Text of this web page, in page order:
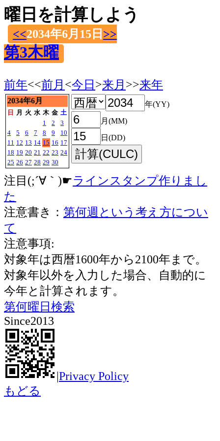
曜日を計算しよう
<<2034年6月15日 >>
第3木曜
前年<<前月 <今日 >来月 >>来年
2034年6月
日 月 火 水 木 金 土
1
2
3
4
5 6 7 8 9
10
11 12 13 14 15 16 17
18 19 20 21 22 23 24
25 26 27 28 29 30
年(YY)
月(MM)
日(DD)
注目(;´∀｀)☛ラインスタンプ作りまし
た
注意書き： 第何週という考え方につい
て
注意事項:
対象年は西暦1600年から2100年まで。
対象年以外を入力した場合、自動的に
今年と計算されます。
第何曜日検索
Since2013
|Privacy Policy
もどる